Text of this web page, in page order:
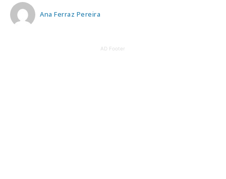
Ana Ferraz Pereira
AD Footer